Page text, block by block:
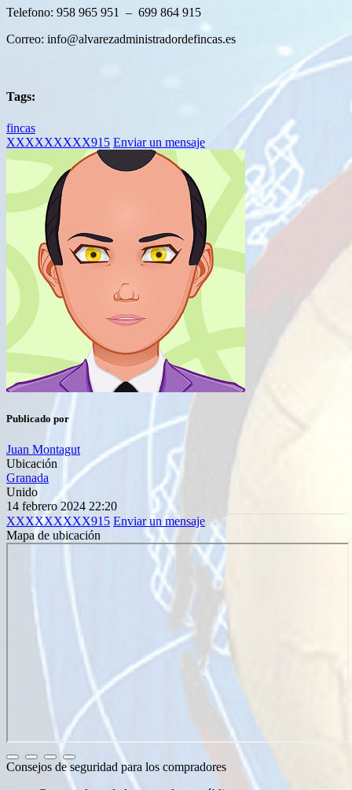
Telefono: 958 965 951 – 699 864 915
Correo: info@alvarezadministradordefincas.es
Tags:
fincas
XXXXXXXXX915 Enviar un mensaje
Publicado por
Juan Montagut
Ubicación
Granada
Unido
14 febrero 2024 22:20
XXXXXXXXX915 Enviar un mensaje
Mapa de ubicación
Consejos de seguridad para los compradores